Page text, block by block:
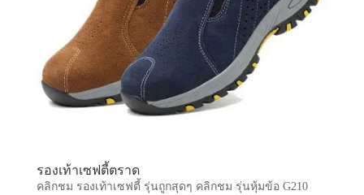
รองเท้าเซฟตี้ตราด
คลิกชม รองเท้าเซฟตี้ รุ่นถูกสุดๆ คลิกชม รุ่นหุ้มข้อ G210